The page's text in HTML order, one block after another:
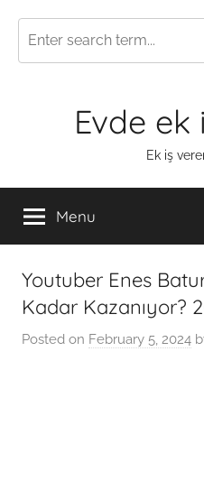
Evde ek
Ek iş
Menu
Youtuber Enes
Kadar Kazanıyor?
Posted on February 5, 2024